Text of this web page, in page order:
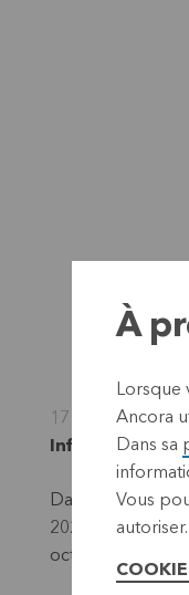
17 octobre 2022
Informations
Dans le cadre
2022, KBC
octobre 2022
À
Lorsque
Ancora
Dans sa
Vous
autoriser.